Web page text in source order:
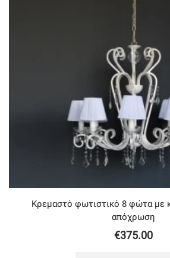
Κρεμαστό φωτιστικό 8 φώτα με
απόχρωση
€375.00